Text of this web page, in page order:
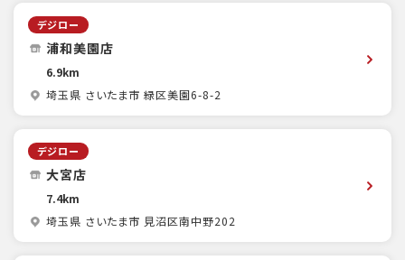
デジロー
浦和美園店
6.9km
埼玉県 さいたま市 緑区美園6-8-2
デジロー
大宮店
7.4km
埼玉県 さいたま市 見沼区南中野202